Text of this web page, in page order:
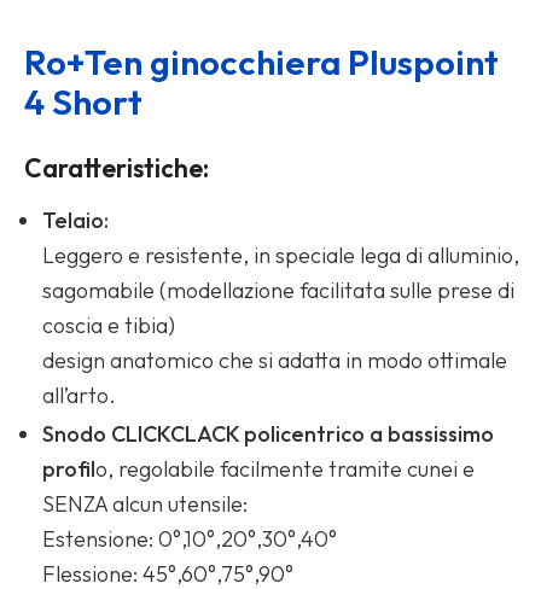
Ro+Ten ginocchiera Pluspoint
4 Short
Caratteristiche:
Telaio:
Leggero e resistente, in speciale lega di alluminio,
sagomabile (modellazione facilitata sulle prese di
coscia e tibia)
design anatomico che si adatta in modo ottimale
all’arto.
Snodo CLICKCLACK policentrico a bassissimo
profilo, regolabile facilmente tramite cunei e
SENZA alcun utensile:
Estensione: 0°,10°,20°,30°,40°
Flessione: 45°,60°,75°,90°